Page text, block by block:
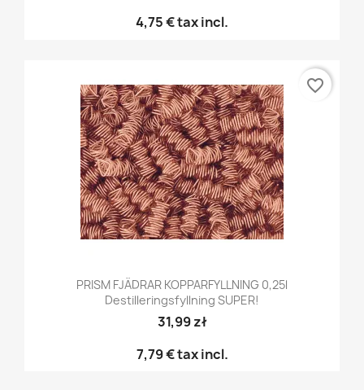
4,75 €tax incl.
PRISM FJÄDRAR KOPPARFYLLNING 0,25l
Destilleringsfyllning SUPER!
31,99 zł
7,79 €tax incl.
favorite_border